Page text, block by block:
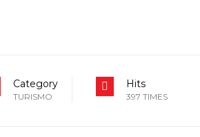
Category
TURISMO
Hits
397 TIMES